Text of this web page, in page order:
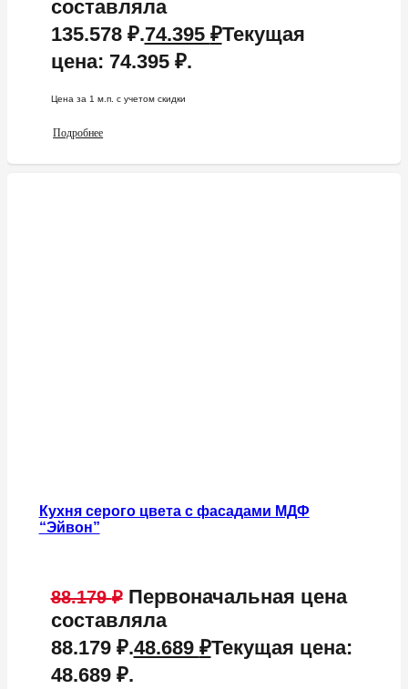
составляла
135.578 ₽.74.395 ₽Текущая
цена: 74.395 ₽.
Цена за 1 м.п. c учетом скидки
Подробнее
Кухня серого цвета с фасадами МДФ
“Эйвон”
88.179₽ Первоначальная цена
составляла
88.179 ₽.48.689 ₽Текущая цена:
48.689 ₽.